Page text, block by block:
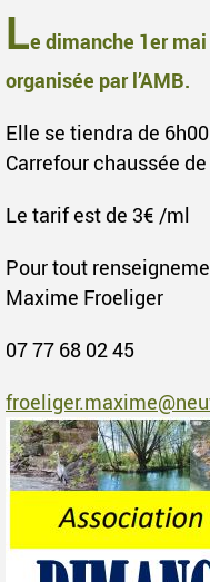
Le dimanche 1er
organisée par l’AMB.
Elle se tiendra de
Carrefour chaussée
Le tarif est de 3€ /ml
Pour tout
Maxime Froeliger
07 77 68 02 45